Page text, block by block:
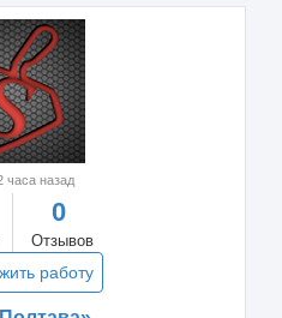
часа назад
0
Отзывов
работу